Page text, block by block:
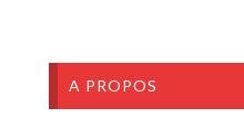
A PROPOS